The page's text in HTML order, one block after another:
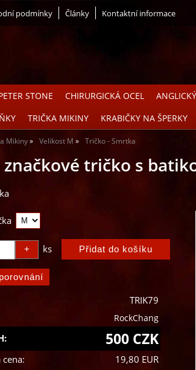
STONE CHIRURGICKÁ OCEL
TRIČKA MIKINY KRABIČKY NA ŠPERKY
podmínky Články Kontaktní informace
Mikiny Velikost M Tričko - Smrtka
značkové tričko s
ks
TRIK79
RockChang
500 CZK
19,80 EUR